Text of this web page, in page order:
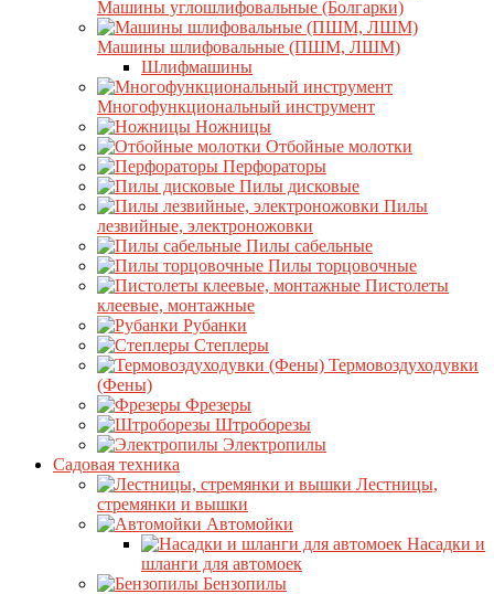
Машины углошлифовальные (Болгарки)
Машины шлифовальные (ПШМ, ЛШМ)
Шлифмашины
Многофункциональный инструмент
Ножницы
Отбойные молотки
Перфораторы
Пилы дисковые
Пилы
лезвийные, электроножовки
Пилы сабельные
Пилы торцовочные
Пистолеты
клеевые, монтажные
Рубанки
Степлеры
Термовоздуходувки
(Фены)
Фрезеры
Штроборезы
Электропилы
Садовая техника
Лестницы,
стремянки и вышки
Автомойки
Насадки и
шланги для автомоек
Бензопилы